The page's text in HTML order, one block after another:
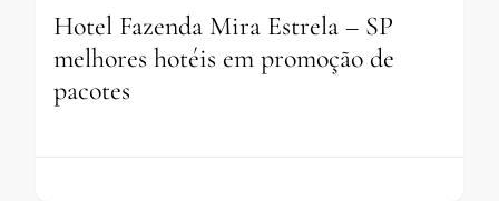
Hotel Fazenda Mira Estrela – SP
melhores hotéis em promoção de
pacotes